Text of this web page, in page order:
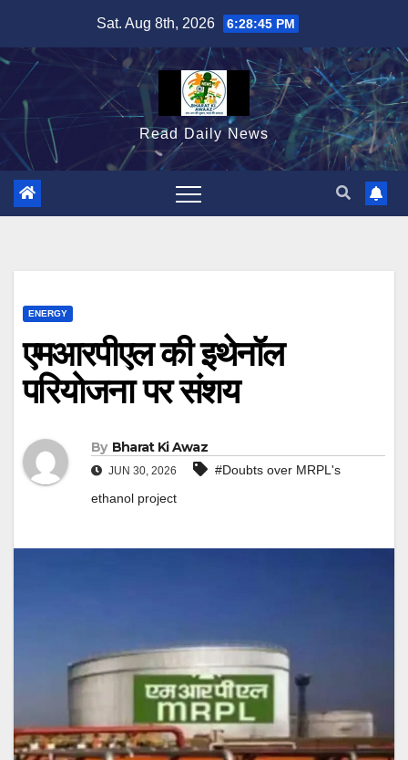
content
Sat. Aug 8th, 2026 6:28:46 PM
Read Daily News
ENERGY
एमआरपीएल की इथेनॉल
परियोजना पर संशय
By Bharat Ki Awaz
JUN 30, 2026
#Doubts over MRPL's
ethanol project